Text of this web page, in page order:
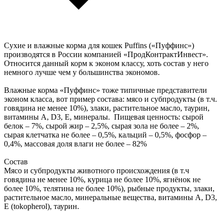
Сухие и влажные корма для кошек Puffins («Пуффинс»)
производятся в России компанией «ПродКонтрактИнвест».
Относится данный корм к эконом классу, хоть состав у него
немного лучше чем у большинства экономов.
Влажные корма «Пуффинс» тоже типичные представители
эконом класса, вот пример состава: мясо и субпродукты (в т.ч.
говядина не менее 10%), злаки, растительное масло, таурин,
витамины А, D3, Е, минералы. Пищевая ценность: сырой
белок – 7%, сырой жир – 2,5%, сырая зола не более – 2%,
сырая клетчатка не более – 0,5%, кальций – 0,5%, фосфор –
0,4%, массовая доля влаги не более – 82%
Состав
Мясо и субпродукты животного происхождения (в т.ч
говядина не менее 10%, курица не более 10%, ягнёнок не
более 10%, телятина не более 10%), рыбные продукты, злаки,
растительное масло, минеральные вещества, витамины А, D3,
E (tokopherol), таурин.